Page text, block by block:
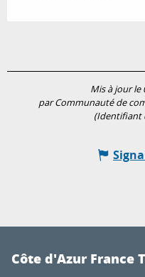
Mis à jour le
par Communauté de
(Identifiant
Côte d'Azur France